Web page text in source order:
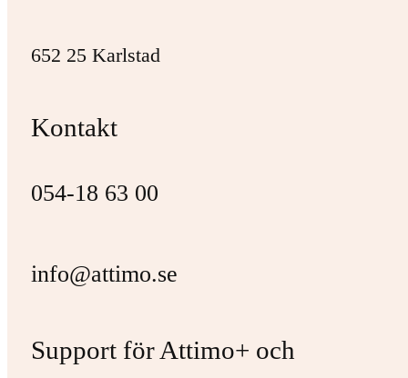
652 25 Karlstad
Kontakt
054-18 63 00
info@attimo.se
Support för Attimo+ och